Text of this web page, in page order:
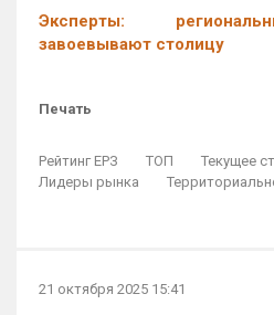
Эксперты:
завоевывают столицу
Печать
Рейтинг ЕРЗ ТОП
Текущее
Лидеры рынка
21 октября 2025 15:41